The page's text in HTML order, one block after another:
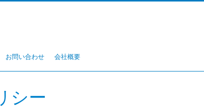
お問い合わせ 会社概要
シー